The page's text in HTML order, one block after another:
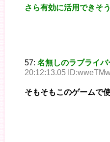
さら有効に活用できそ
57: 名無しのラブライバ
20:12:13.05
そもそもこのゲームで